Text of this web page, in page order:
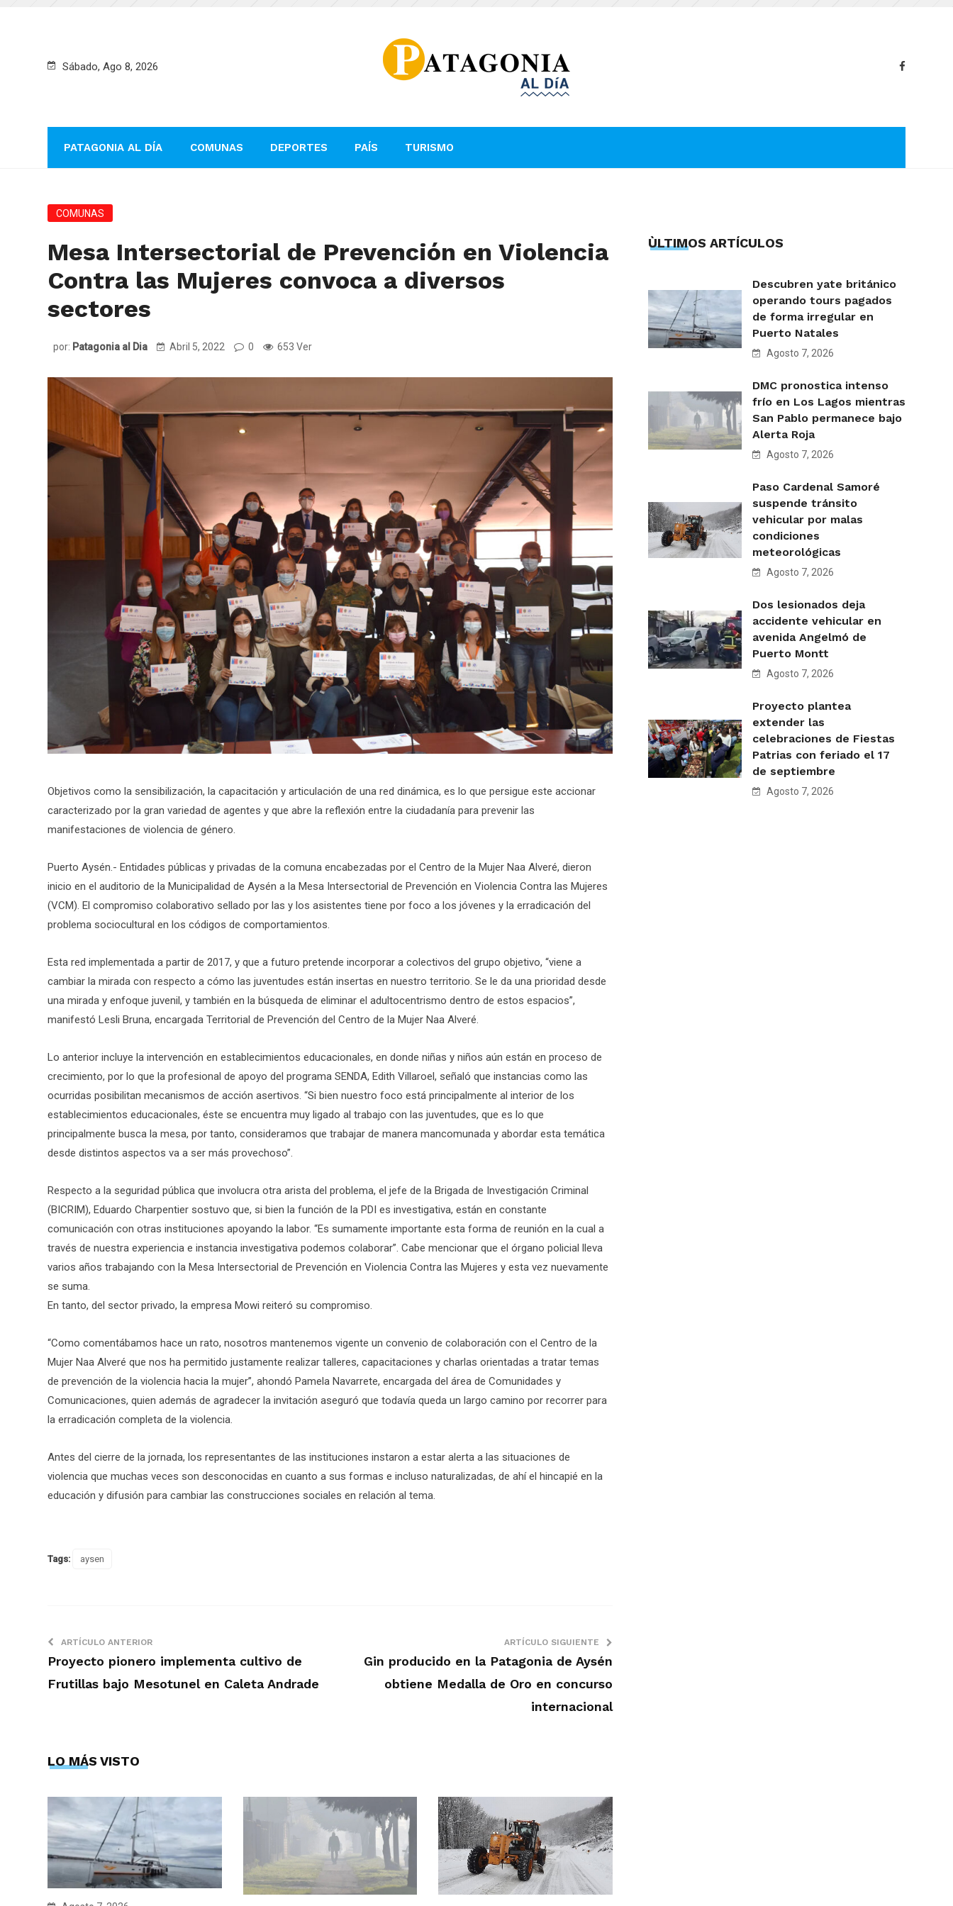
Sábado, Ago 8, 2026
PATAGONIA AL DÍA COMUNAS DEPORTES PAÍS TURISMO
COMUNAS
Mesa Intersectorial de Prevención en Violencia
Contra las Mujeres convoca a diversos
sectores
por: Patagonia al Dia Abril 5, 2022 0 653 Ver
Objetivos como la sensibilización, la capacitación y articulación de una red dinámica, es lo que persigue este accionar
caracterizado por la gran variedad de agentes y que abre la reflexión entre la ciudadanía para prevenir las
manifestaciones de violencia de género.
Puerto Aysén.- Entidades públicas y privadas de la comuna encabezadas por el Centro de la Mujer Naa Alveré, dieron
inicio en el auditorio de la Municipalidad de Aysén a la Mesa Intersectorial de Prevención en Violencia Contra las Mujeres
(VCM). El compromiso colaborativo sellado por las y los asistentes tiene por foco a los jóvenes y la erradicación del
problema sociocultural en los códigos de comportamientos.
Esta red implementada a partir de 2017, y que a futuro pretende incorporar a colectivos del grupo objetivo, “viene a
cambiar la mirada con respecto a cómo las juventudes están insertas en nuestro territorio. Se le da una prioridad desde
una mirada y enfoque juvenil, y también en la búsqueda de eliminar el adultocentrismo dentro de estos espacios”,
manifestó Lesli Bruna, encargada Territorial de Prevención del Centro de la Mujer Naa Alveré.
Lo anterior incluye la intervención en establecimientos educacionales, en donde niñas y niños aún están en proceso de
crecimiento, por lo que la profesional de apoyo del programa SENDA, Edith Villaroel, señaló que instancias como las
ocurridas posibilitan mecanismos de acción asertivos. “Si bien nuestro foco está principalmente al interior de los
establecimientos educacionales, éste se encuentra muy ligado al trabajo con las juventudes, que es lo que
principalmente busca la mesa, por tanto, consideramos que trabajar de manera mancomunada y abordar esta temática
desde distintos aspectos va a ser más provechoso”.
Respecto a la seguridad pública que involucra otra arista del problema, el jefe de la Brigada de Investigación Criminal
(BICRIM), Eduardo Charpentier sostuvo que, si bien la función de la PDI es investigativa, están en constante
comunicación con otras instituciones apoyando la labor. “Es sumamente importante esta forma de reunión en la cual a
través de nuestra experiencia e instancia investigativa podemos colaborar”. Cabe mencionar que el órgano policial lleva
varios años trabajando con la Mesa Intersectorial de Prevención en Violencia Contra las Mujeres y esta vez nuevamente
se suma.
En tanto, del sector privado, la empresa Mowi reiteró su compromiso.
“Como comentábamos hace un rato, nosotros mantenemos vigente un convenio de colaboración con el Centro de la
Mujer Naa Alveré que nos ha permitido justamente realizar talleres, capacitaciones y charlas orientadas a tratar temas
de prevención de la violencia hacia la mujer”, ahondó Pamela Navarrete, encargada del área de Comunidades y
Comunicaciones, quien además de agradecer la invitación aseguró que todavía queda un largo camino por recorrer para
la erradicación completa de la violencia.
Antes del cierre de la jornada, los representantes de las instituciones instaron a estar alerta a las situaciones de
violencia que muchas veces son desconocidas en cuanto a sus formas e incluso naturalizadas, de ahí el hincapié en la
educación y difusión para cambiar las construcciones sociales en relación al tema.
Tags: aysen
ARTÍCULO ANTERIOR
Proyecto pionero implementa cultivo de
Frutillas bajo Mesotunel en Caleta Andrade
ARTÍCULO SIGUIENTE
Gin producido en la Patagonia de Aysén
obtiene Medalla de Oro en concurso
internacional
LO MÁS VISTO
ÙLTIMOS ARTÍCULOS
Descubren yate británico
operando tours pagados
de forma irregular en
Puerto Natales
Agosto 7, 2026
DMC pronostica intenso
frío en Los Lagos mientras
San Pablo permanece bajo
Alerta Roja
Agosto 7, 2026
Paso Cardenal Samoré
suspende tránsito
vehicular por malas
condiciones
meteorológicas
Agosto 7, 2026
Dos lesionados deja
accidente vehicular en
avenida Angelmó de
Puerto Montt
Agosto 7, 2026
Proyecto plantea
extender las
celebraciones de Fiestas
Patrias con feriado el 17
de septiembre
Agosto 7, 2026